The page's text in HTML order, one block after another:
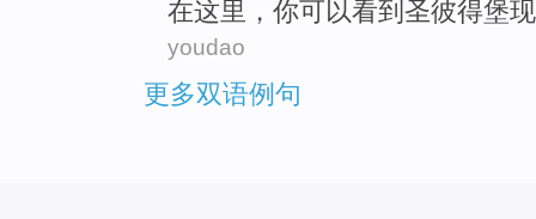
在这里 ， 你可以看到 圣彼得堡
youdao
更多双语例句